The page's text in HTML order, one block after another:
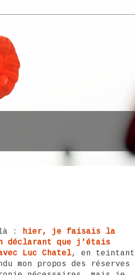
: hier, je faisais la
déclarant que j'étais
Luc Chatel, en teintant
mon propos des réserves